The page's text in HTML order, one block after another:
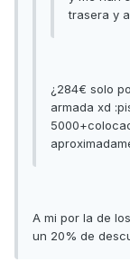
trasera y
¿284€ solo
armada xd
A mi por la de
un 20% de